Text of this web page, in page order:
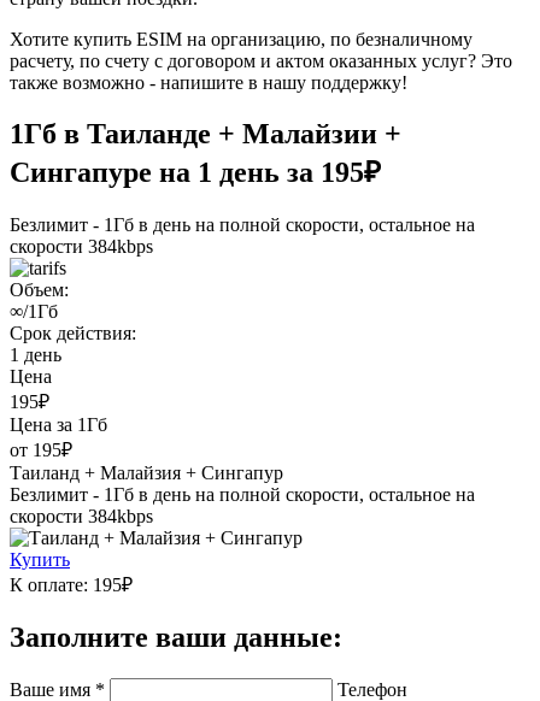
Хотите купить ESIM на организацию, по безналичному
расчету, по счету с договором и актом оказанных услуг? Это
также возможно - напишите в нашу поддержку!
1Гб в Таиланде + Малайзии +
Сингапуре на 1 день за 195₽
Безлимит - 1Гб в день на полной скорости, остальное на
скорости 384kbps
Объем:
∞/1Гб
Срок действия:
1 день
Цена
195₽
Цена за 1Гб
от 195₽
Таиланд + Малайзия + Сингапур
Безлимит - 1Гб в день на полной скорости, остальное на
скорости 384kbps
Купить
К оплате: 195₽
Заполните ваши данные:
Ваше имя *
Телефон